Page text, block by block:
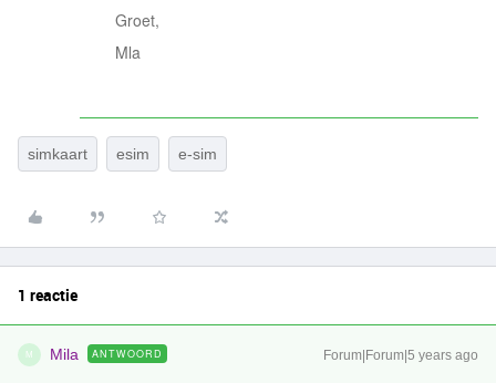
Groet,
Mla
simkaart esim e-sim
1 reactie
M Mila ANTWOORD Forum|Forum|5 years ago